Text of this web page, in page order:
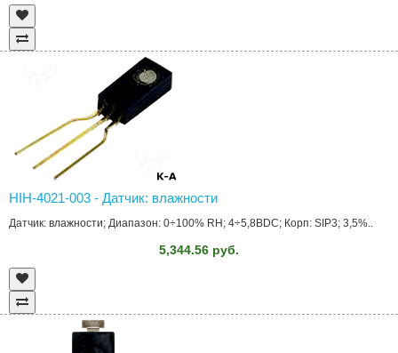
HIH-4021-003 - Датчик: влажности
Датчик: влажности; Диапазон: 0÷100% RH; 4÷5,8ВDC; Корп: SIP3; 3,5%..
5,344.56 руб.